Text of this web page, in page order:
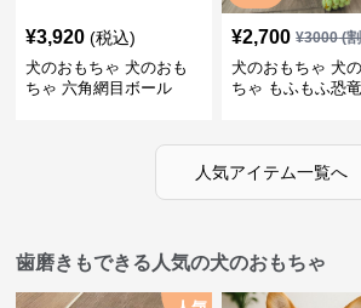
¥3,920 (税込)
犬のおもちゃ 犬のおも
ちゃ 六角網目ボール
¥2,700 ¥3000(
犬のおもちゃ 犬
ちゃ もふもふ恐
人気アイテム一覧へ
歯磨きもできる人気の犬のおもちゃ